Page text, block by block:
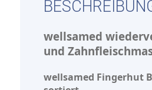
wellsamed
und
wellsamed Fingerhut